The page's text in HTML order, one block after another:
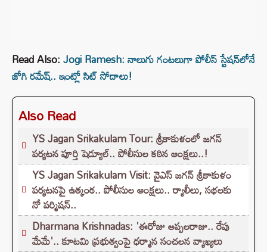
Read Also:Jogi Ramesh: నాలుగు గంటలుగా పోలీస్ స్టేషన్⁬లోనే
జోగి రమేష్.. ఇంట్లో సిట్ సోదాలు!
Also Read
YS Jagan Srikakulam Tour: శ్రీకాకుళంలో జగన్
పర్యటన పూర్తి షెడ్యూల్.. పోలీసుల కఠిన ఆంక్షలు..!
YS Jagan Srikakulam Visit: వైఎస్‌ జగన్‌ శ్రీకాకుళం
పర్యటనపై ఉత్కంఠ.. పోలీసుల ఆంక్షలు.. ర్యాలీలు, సభలకు
నో పర్మిషన్‌..
Dharmana Krishnadas: 'ఈరోజు అప్పలరాజు.. రేపు
మేమే'.. కూటమి ప్రభుత్వంపై ధర్మాన సంచలన వ్యాఖ్యలు